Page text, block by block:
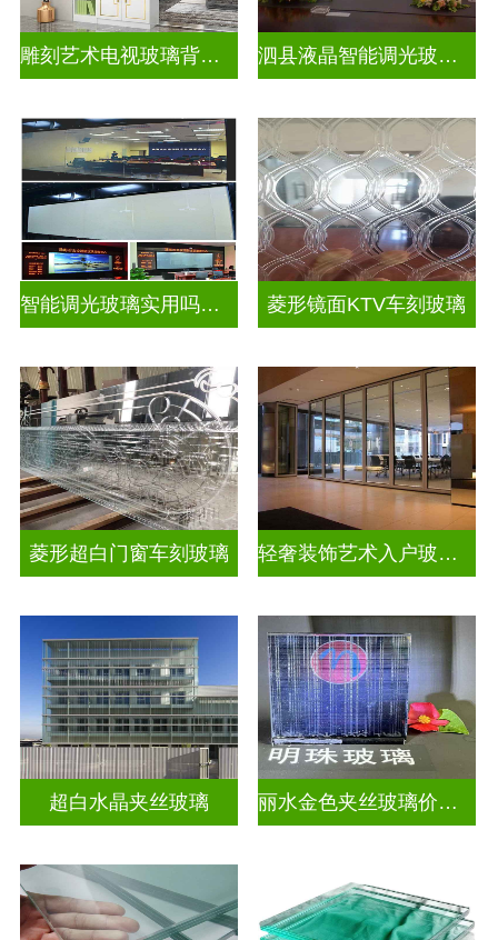
雕刻艺术电视玻璃背景墙 泗县液晶智能调光玻璃定做电话
智能调光玻璃实用吗视频 菱形镜面KTV车刻玻璃
菱形超白门窗车刻玻璃 轻奢装饰艺术入户玻璃屏风隔断
超白水晶夹丝玻璃 丽水金色夹丝玻璃价钱表